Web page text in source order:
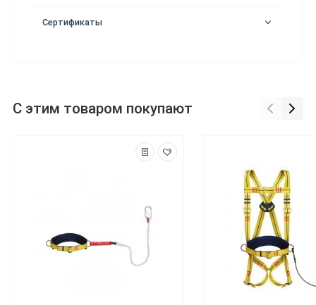
Сертификаты
С этим товаром покупают